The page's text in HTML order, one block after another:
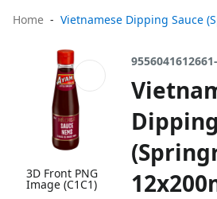
Home Vietnamese Dipping Sauce
3D Front PNG
Image (C1C1)